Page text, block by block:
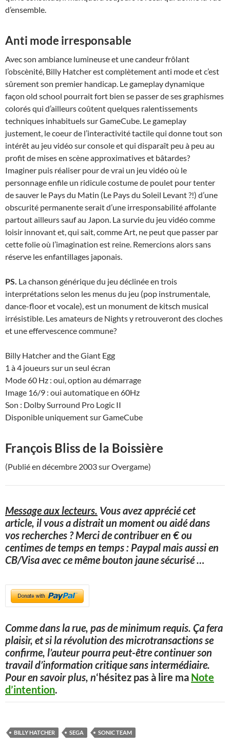
d’ensemble.
Anti mode irresponsable
Avec son ambiance lumineuse et une candeur frôlant
l’obscènité, Billy Hatcher est complètement anti mode et c’est
sûrement son premier handicap. Le gameplay dynamique
façon old school pourrait fort bien se passer de ses graphismes
colorés qui d’ailleurs coûtent quelques ralentissements
techniques inhabituels sur GameCube. Le gameplay
justement, le coeur de l’interactivité tactile qui donne tout son
intérêt au jeu vidéo sur console et qui disparaît peu à peu au
profit de mises en scène approximatives et bâtardes?
Imaginer puis réaliser pour de vrai un jeu vidéo où le
personnage enfile un ridicule costume de poulet pour tenter
de sauver le Pays du Matin (Le Pays du Soleil Levant ?!) d’une
obscurité permanente serait d’une irresponsabilité affolante
partout ailleurs sauf au Japon. La survie du jeu vidéo comme
loisir innovant et, qui sait, comme Art, ne peut que passer par
cette folie où l’imagination est reine. Remercions alors sans
réserve les enfantillages japonais.
PS. La chanson générique du jeu déclinée en trois
interprétations selon les menus du jeu (pop instrumentale,
dance-floor et vocale), est un monument de kitsch musical
irrésistible. Les amateurs de Nights y retrouveront des cloches
et une effervescence commune?
Billy Hatcher and the Giant Egg
1 à 4 joueurs sur un seul écran
Mode 60 Hz : oui, option au démarrage
Image 16/9 : oui automatique en 60Hz
Son : Dolby Surround Pro Logic II
Disponible uniquement sur GameCube
François Bliss de la Boissière
(Publié en décembre 2003 sur Overgame)
Message aux lecteurs. Vous avez apprécié cet
article, il vous a distrait un moment ou aidé dans
vos recherches ? Merci de contribuer en € ou
centimes de temps en temps : Paypal mais aussi en
CB/Visa avec ce même bouton jaune sécurisé…
Comme dans la rue, pas de minimum requis. Ça fera
plaisir, et si la révolution des microtransactions se
confirme, l’auteur pourra peut-être continuer son
travail d’information critique sans intermédiaire.
Pour en savoir plus, n‘hésitez pas à lire ma Note
d’intention.
BILLY HATCHER SEGA SONIC TEAM